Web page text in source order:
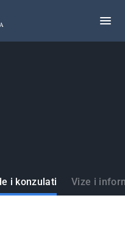
i konzulati Vize i